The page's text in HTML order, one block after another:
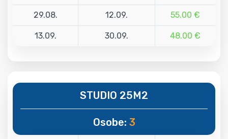
29.08. 12.09. 55.00 €
13.09. 30.09. 48.00 €
STUDIO 25M2
Osobe: 3